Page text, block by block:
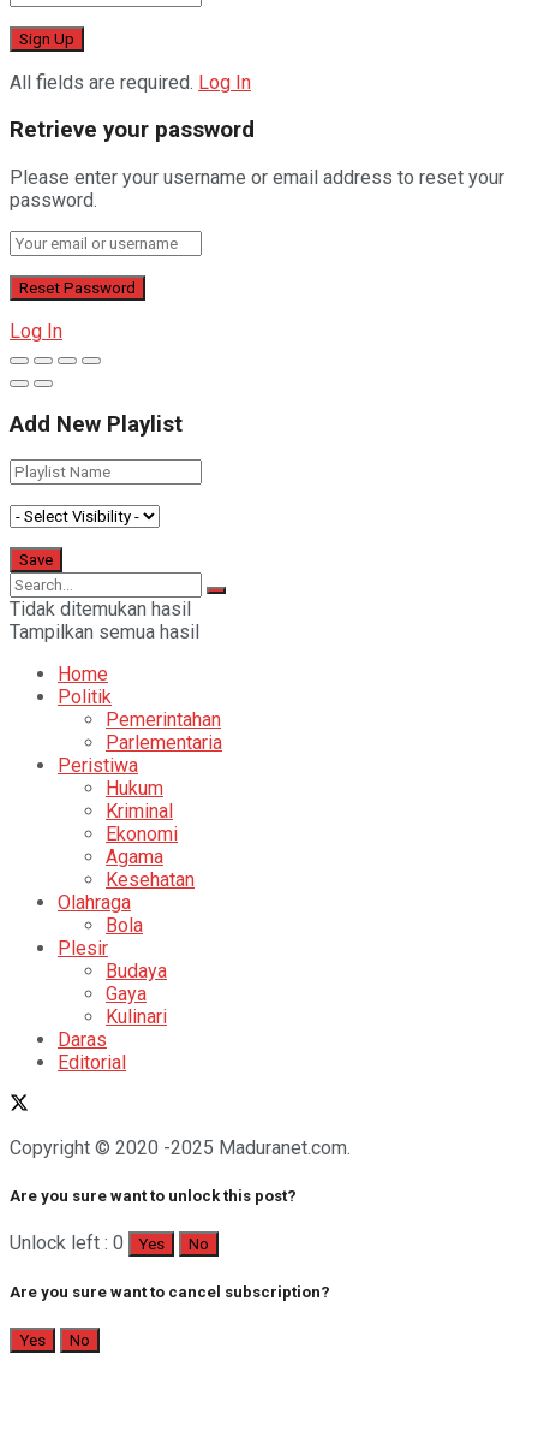
All fields are required. Log In
Retrieve your password
Please enter your username or email address to reset your
password.
Log In
Add New Playlist
Tidak ditemukan hasil
Tampilkan semua hasil
Home
Politik
Pemerintahan
Parlementaria
Peristiwa
Hukum
Kriminal
Ekonomi
Agama
Kesehatan
Olahraga
Bola
Plesir
Budaya
Gaya
Kulinari
Daras
Editorial
Copyright © 2020 -2025 Maduranet.com.
Are you sure want to unlock this post?
Unlock left : 0 Yes No
Are you sure want to cancel subscription?
Yes No